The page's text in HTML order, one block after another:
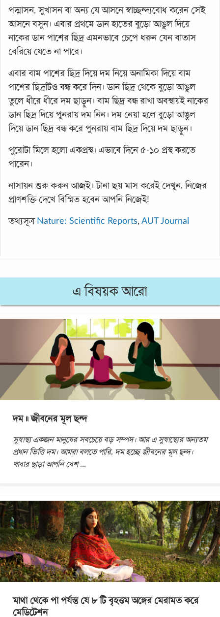
পদ্মাসন, সুখাসন বা অন্য যে আসনে স্বাচ্ছন্দ্যবোধ করেন সেই
আসনে বসুন। এবার প্রথমে ডান হাতের বুড়ো আঙুল দিয়ে
নাকের ডান পাশের ছিদ্র এমনভাবে চেপে ধরুন যেন বাতাস
বেরিয়ে যেতে না পারে।
এবার বাম পাশের ছিদ্র দিয়ে দম নিয়ে অনামিকা দিয়ে বাম
পাশের ছিদ্রটিও বন্ধ করে দিন। ডান ছিদ্র থেকে বুড়ো আঙুল
তুলে ধীরে ধীরে দম ছাড়ুন। বাম ছিদ্র বন্ধ রাখা অবস্থায়ই নাকের
ডান ছিদ্র দিয়ে পুনরায় দম নিন। দম নেয়া হলে বুড়ো আঙুল
দিয়ে ডান ছিদ্র বন্ধ করে পুনরায় বাম ছিদ্র দিয়ে দম ছাড়ুন।
পুরোটা মিলে হলো একপ্রস্থ। এভাবে দিনে ৫-১০ প্রস্থ করতে
পারেন।
নাসায়ন শুরু করুন আজই। টানা ছয় মাস করেই দেখুন, নিজের
প্রাণশক্তি দেখে বিস্মিত হবেন আপনি নিজেই!
তথ্যসূত্র Nature: Scientific Reports, AUT Journal
এ বিষয়ক আরো
দম ॥ জীবনের মূল ছন্দ
সুস্বাস্থ্য একজন মানুষের সবচেয়ে বড় সম্পদ। আর এ সুস্বাস্থ্যের অন্যতম
প্রধান ভিত্তি দম। আমরা বলতে পারি, দম হচ্ছে জীবনের মূল ছন্দ।
খাবার ছাড়া আপনি বেশ...
মাথা থেকে পা পর্যন্ত যে ৮ টি বৃহত্তম অঙ্গের মেরামত করে
মেডিটেশন